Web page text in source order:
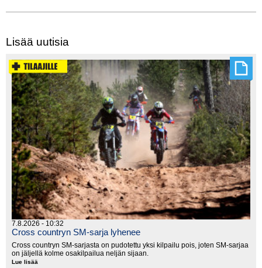
Lisää uutisia
7.8.2026 - 10:32
Cross countryn SM-sarja lyhenee
Cross countryn SM-sarjasta on pudotettu yksi kilpailu pois, joten SM-sarjaa
on jäljellä kolme osakilpailua neljän sijaan.
Lue lisää